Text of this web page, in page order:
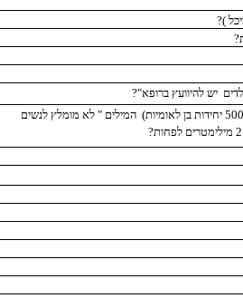
)?
יש להיוועץ ברופא"?
המילים " לא מומלץ לנשים